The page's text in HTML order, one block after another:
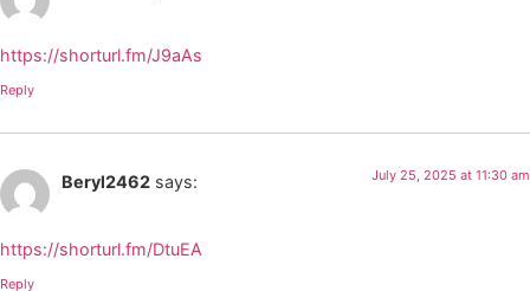
https://shorturl.fm/J9aAs
Reply
Beryl2462 says: July 25, 2025 at 11:30 am
https://shorturl.fm/DtuEA
Reply